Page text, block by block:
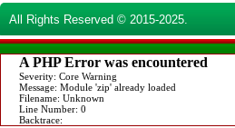
All Rights Reserved © 2015-2025.
A PHP Error was encountered
Severity: Core Warning
Message: Module 'zip' already loaded
Filename: Unknown
Line Number: 0
Backtrace: